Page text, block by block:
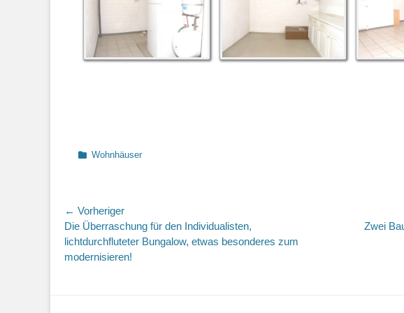
Kategorien
Wohnhäuser
Beitragsnavigation
← Vorheriger
Vorheriger
Beitrag:
Die Überraschung für den Individualisten,
lichtdurchfluteter Bungalow, etwas besonderes zum
modernisieren!
Nächster
Zwei